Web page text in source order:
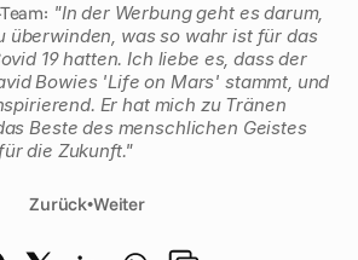
"In der Werbung geht es darum,
überwinden, was so wahr ist für das
19 hatten. Ich liebe es, dass der
Bowies 'Life on Mars' stammt, und
Er hat mich zu Tränen
Beste des menschlichen Geistes
die Zukunft."
Zurück•Weiter